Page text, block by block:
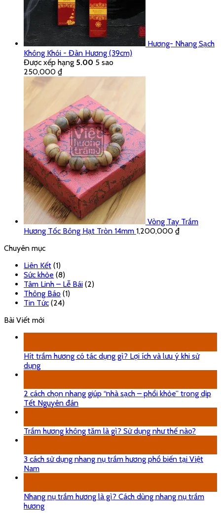
Hương- Nhang Sạch
Không Khói - Đàn Hương (39cm)
Được xếp hạng 5.00 5 sao
250,000 ₫
Vòng Tay Trầm
Hương Tốc Bông Hạt Tròn 14mm 1,200,000 ₫
Chuyên mục
Liên Kết (1)
Sức khỏe (8)
Tâm Linh – Lễ Bái (2)
Thông Báo (1)
Tin Tức (24)
Bài Viết mới
Hít trầm hương có tác dụng gì? Lợi ích và lưu ý khi sử
dụng
2 cách chọn nhang giúp “nhà sạch – phổi khỏe” trong dịp
Tết Nguyên đán
Trầm hương không tăm là gì? Sử dụng như thế nào?
3 cách sử dụng nhang nụ trầm hương phổ biến tại Việt
Nam
Nhang nụ trầm hương là gì? Cách dùng nhang nụ trầm
hương